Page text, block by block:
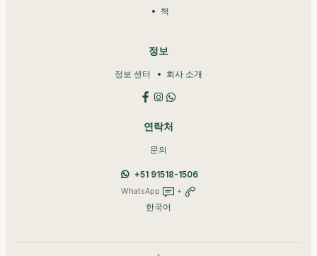
책
정보
정보 센터 회사 소개
연락처
문의
+51 91518-1506
WhatsApp +
한국어